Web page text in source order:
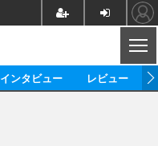
インタビュー レビュー